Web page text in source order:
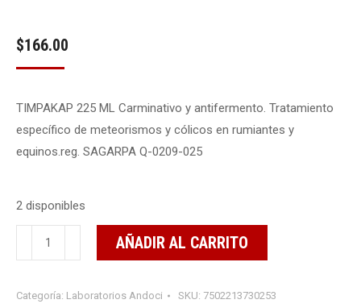
$166.00
TIMPAKAP 225 ML Carminativo y antifermento. Tratamiento
específico de meteorismos y cólicos en rumiantes y
equinos.reg. SAGARPA Q-0209-025
2 disponibles
TIMPAKAPS
225ML
Y
AÑADIR AL CARRITO
Categoría: Laboratorios Andoci SKU: 7502213730253